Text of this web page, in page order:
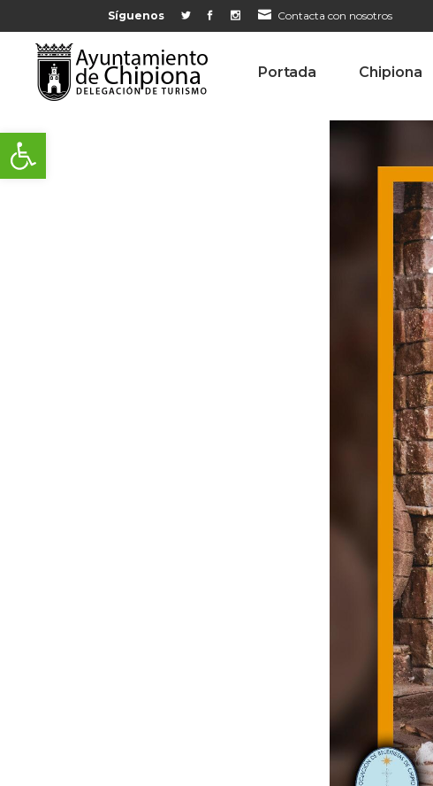
Abrir barra de herramientas
Síguenos Contacta con nosotros
Portada Chipiona